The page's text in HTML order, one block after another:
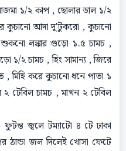
১/২ কাপ , ছোলার ডাল ১/২
কুচানো আদা দু'টুকরো , কুচানো
লঙ্কার গুড়ো ১.৫ চামচ ,
১/২ চামচ , হিং সামান্য , জিরে
করে কুচানো ধনে পাতা ১
টেবিল চামচ , মাখন ২ টেবিল
ফুটন্ত জ্বলে টম্যাটো ৪ টে ঢাকা
ঠান্ডা জল দিলেই খোসা ফেটে